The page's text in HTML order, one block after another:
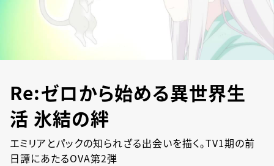
Re:ゼロから始める異世界生
活 氷結の絆
エミリアとパックの知られざる出会いを描く。TV1期の前
日譚にあたるOVA第2弾